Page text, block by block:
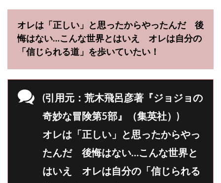
オレは「正しい」と思ったからやったんだ 後
悔はない…こんな世界とはいえ オレは自分の
「信じられる道」を歩いていたい！
(引用元：荒木飛呂彦著『ジョジョの
奇妙な冒険第5部』（集英社）)
オレは「正しい」と思ったからやっ
たんだ 後悔はない…こんな世界と
はいえ オレは自分の「信じられる